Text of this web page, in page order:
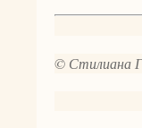
© Стилиана